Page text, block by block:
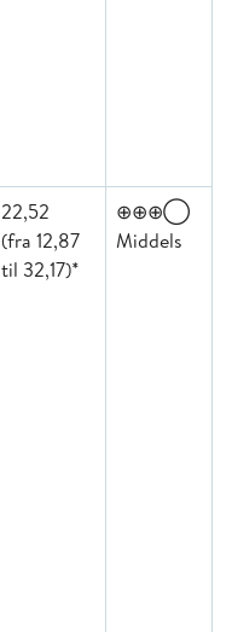
22,52
(fra 12,87
til 32,17)*
⊕⊕⊕◯
Middels